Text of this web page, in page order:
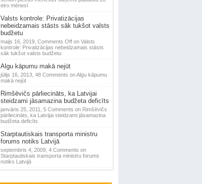
eiro mēnesī
Valsts kontrole: Privatizācijas
nebeidzamais stāsts sāk tukšot valsts
budžetu
maijs 16, 2019, Comments Offon Valsts
kontrole: Privatizācijas nebeidzamais stāsts
sāk tukšot valsts budžetu
Algu kāpumu makā nejūt
jūlijs 16, 2013, 48 Comments on Algu kāpumu
makā nejūt
Rimšēvičs pārliecināts, ka Latvijai
steidzami jāsamazina budžeta deficīts
janvāris 25, 2011, 5 Comments on Rimšēvičs
pārliecināts, ka Latvijai steidzami jāsamazina
budžeta deficīts
Starptautiskais transporta ministru
forums notiks Latvijā
septembris 4, 2009, 4 Comments on
Starptautiskais transporta ministru forums
notiks Latvijā